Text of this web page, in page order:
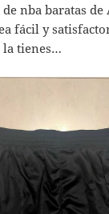
nba baratas
fácil y
la tienes…